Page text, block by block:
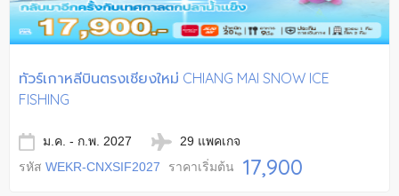
ทัวร์เกาหลีบินตรงเชียงใหม่ CHIANG MAI SNOW ICE
FISHING
ม.ค. - ก.พ. 2027
29 แพคเกจ
รหัส WEKR-CNXSIF2027 ราคาเริ่มต้น 17,900